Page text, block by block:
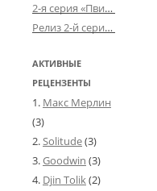
2-я серия «Пвин Тикса» от 2-D
Релиз 2-й серии «БДСМ-людей» от «Аркада Фильм»
АКТИВНЫЕ
РЕЦЕНЗЕНТЫ
Макс Мерлин
(3)
Solitude(3)
Goodwin (3)
Djin Tolik(2)